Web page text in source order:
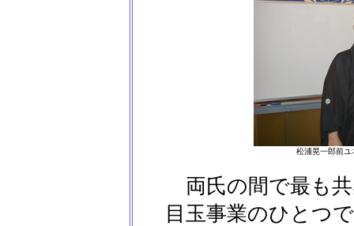
松浦晃一郎前ユ
両氏の間で最も
目玉事業のひとつ